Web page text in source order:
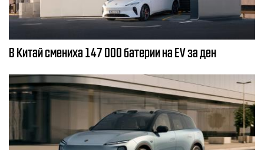
В Китай смениха 147 000 батерии на EV за ден